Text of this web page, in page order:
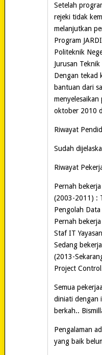
Setelah
rejeki tidak
melanjutkan
Program
Politeknik
Jurusan
Dengan tekad
bantuan dari
oktober 2010
Riwayat
Sudah
Riwayat
Pernah
(2003-2011) :
Pengolah
Pernah
Staf IT Yayasan
Sedang
(2013-
Project
Semua
diniati dengan
berkah..
Pengalaman
yang baik